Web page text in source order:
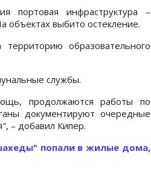
портовая инфраструктура –
объектах выбито остекление.
образовательного
службы.
продолжаются работы по
документируют очередные
– добавил Кипер.
попали в жилые дома,